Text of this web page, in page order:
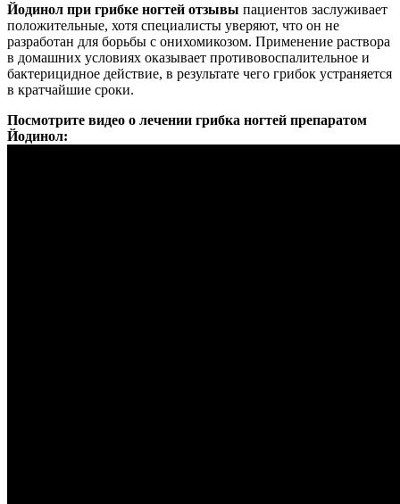
Йодинол при грибке ногтей отзывы пациентов заслуживает
положительные, хотя специалисты уверяют, что он не
разработан для борьбы с онихомикозом. Применение раствора
в домашних условиях оказывает противовоспалительное и
бактерицидное действие, в результате чего грибок устраняется
в кратчайшие сроки.
Посмотрите видео о лечении грибка ногтей препаратом
Йодинол: